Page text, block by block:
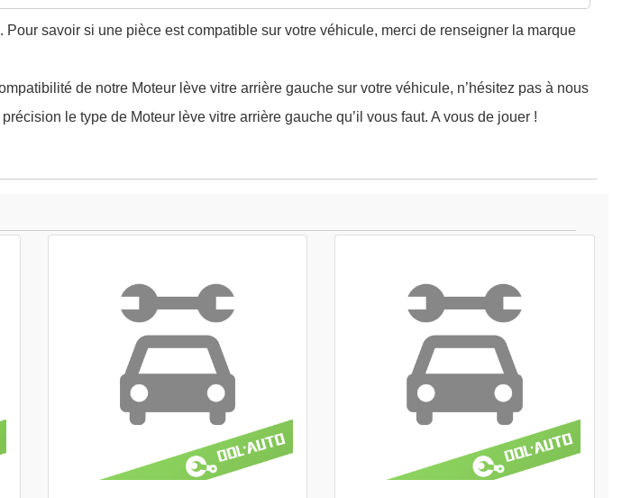
savoir si une pièce est compatible sur votre véhicule, merci de renseigner la marque
de notre Moteur lève vitre arrière gauche sur votre véhicule, n’hésitez pas à nous
le type de Moteur lève vitre arrière gauche qu’il vous faut. A vous de jouer !